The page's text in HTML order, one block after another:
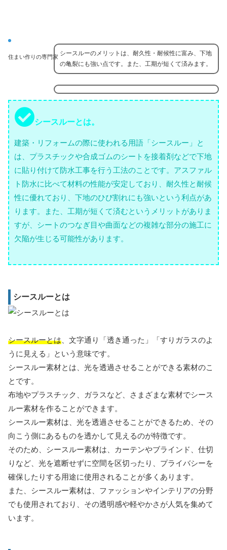
住まい作りの専門家
シースルーのメリットは、耐久性・耐候性に富み、下地
の亀裂にも強い点です。また、工期が短くて済みます。
シースルーとは。
建築・リフォームの際に使われる用語「シースルー」と
は、プラスチックや合成ゴムのシートを接着剤などで下地
に貼り付けて防水工事を行う工法のことです。アスファル
ト防水に比べて材料の性能が安定しており、耐久性と耐候
性に優れており、下地のひび割れにも強いという利点があ
ります。また、工期が短くて済むというメリットがありま
すが、シートのつなぎ目や曲面などの複雑な部分の施工に
欠陥が生じる可能性があります。
シースルーとは
シースルーとは 、文字通り「透き通った」「すりガラスのよ
うに見える」という意味です。
シースルー素材とは、光を透過させることができる素材のこ
とです。
布地やプラスチック、ガラスなど、さまざまな素材でシース
ルー素材を作ることができます。
シースルー素材は、光を透過させることができるため、その
向こう側にあるものを透かして見えるのが特徴です。
そのため、シースルー素材は、カーテンやブラインド、仕切
りなど、光を遮断せずに空間を区切ったり、プライバシーを
確保したりする用途に使用されることが多くあります。
また、シースルー素材は、ファッションやインテリアの分野
でも使用されており、その透明感や軽やかさが人気を集めて
います。